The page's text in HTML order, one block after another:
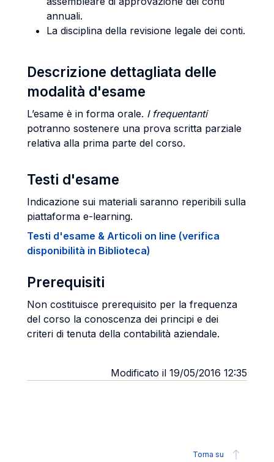
annuali.
La disciplina della revisione legale dei conti.
Descrizione dettagliata delle
modalità d'esame
L’esame è in forma orale. I frequentanti
potranno sostenere una prova scritta parziale
relativa alla prima parte del corso.
Testi d'esame
Indicazione sui materiali saranno reperibili sulla
piattaforma e-learning.
Testi d'esame & Articoli on line (verifica
disponibilità in Biblioteca)
Prerequisiti
Non costituisce prerequisito per la frequenza
del corso la conoscenza dei principi e dei
criteri di tenuta della contabilità aziendale.
Modificato il 19/05/2016 12:35
Torna su